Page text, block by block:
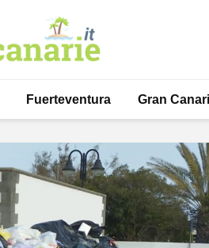
Fuerteventura Gran